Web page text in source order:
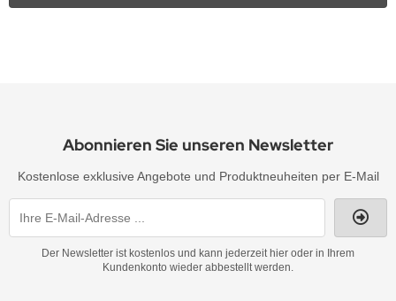
Abonnieren Sie unseren Newsletter
Kostenlose exklusive Angebote und Produktneuheiten per E-Mail
Der Newsletter ist kostenlos und kann jederzeit hier oder in Ihrem
Kundenkonto wieder abbestellt werden.